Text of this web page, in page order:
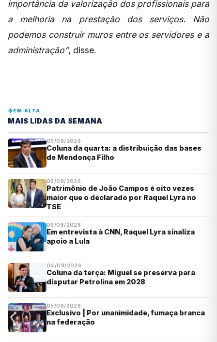
importância da valorização dos profissionais para
a melhoria na prestação dos serviços. Não
podemos construir muros entre os servidores e a
administração”, disse.
EM ALTA
MAIS LIDAS DA SEMANA
05/08/2026
Coluna da quarta: a distribuição das bases
de Mendonça Filho
06/08/2026
Patrimônio de João Campos é oito vezes
maior que o declarado por Raquel Lyra no
TSE
06/08/2026
Em entrevista à CNN, Raquel Lyra sinaliza
apoio a Lula
04/08/2026
Coluna da terça: Miguel se preserva para
disputar Petrolina em 2028
05/08/2026
Exclusivo | Por unanimidade, fumaça branca
na federação